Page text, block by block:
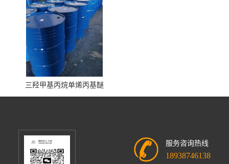
三羟甲基丙烷单烯丙基醚
服务咨询热线
18938746138